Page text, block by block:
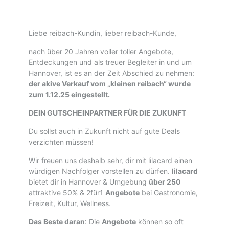
Liebe reibach-Kundin, lieber reibach-Kunde,
nach über 20 Jahren voller toller Angebote,
Entdeckungen und als treuer Begleiter in und um
Hannover, ist es an der Zeit Abschied zu nehmen:
der akive Verkauf vom „kleinen reibach“ wurde
zum 1.12.25 eingestellt.
DEIN GUTSCHEINPARTNER FÜR DIE ZUKUNFT
Du sollst auch in Zukunft nicht auf gute Deals
verzichten müssen!
Wir freuen uns deshalb sehr, dir mit lilacard einen
würdigen Nachfolger vorstellen zu dürfen. lilacard
bietet dir in Hannover & Umgebung über 250
attraktive 50% & 2für1 Angebote bei Gastronomie,
Freizeit, Kultur, Wellness.
Das Beste daran: Die Angebote können so oft